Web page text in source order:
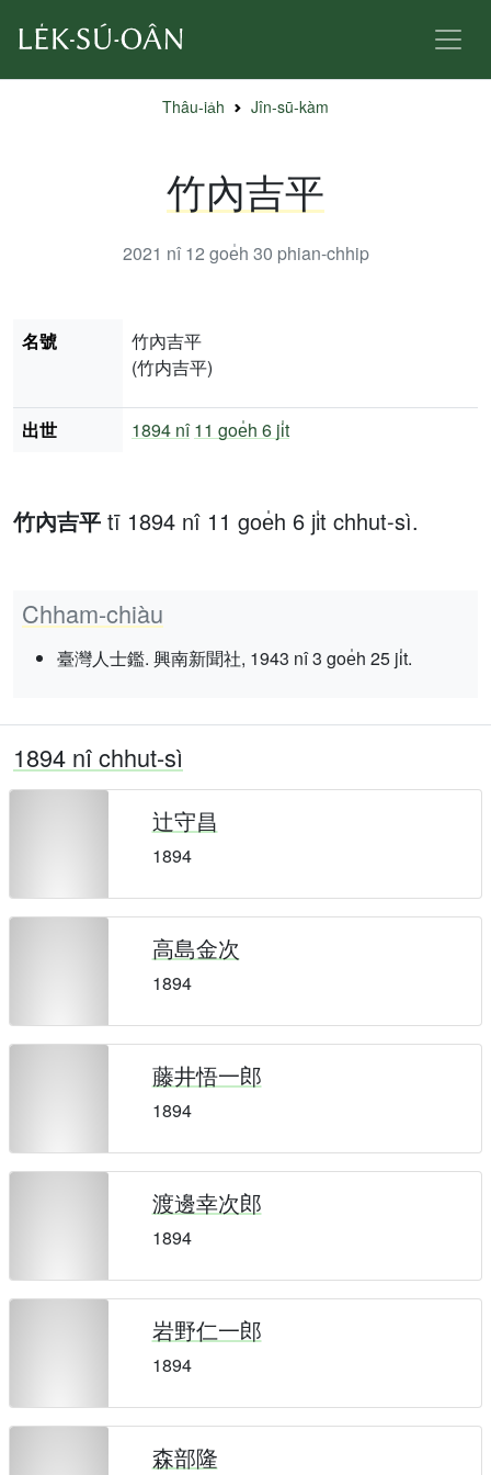
Thâu-ia̍h Jîn-sū-kàm
竹內吉平
2021 nî 12 goe̍h 30 phian-chhip
竹內吉平 tī 1894 nî 11 goe̍h 6 ji̍t chhut-sì.
Chham-chiàu
臺灣人士鑑. 興南新聞社, 1943 nî 3 goe̍h 25 ji̍t.
名號
竹內吉平
(竹内吉平)
出世 1894 nî 11 goe̍h 6 ji̍t
1894 nî chhut-sì
辻守昌
1894
高島金次
1894
藤井悟一郎
1894
渡邊幸次郎
1894
岩野仁一郎
1894
森部隆